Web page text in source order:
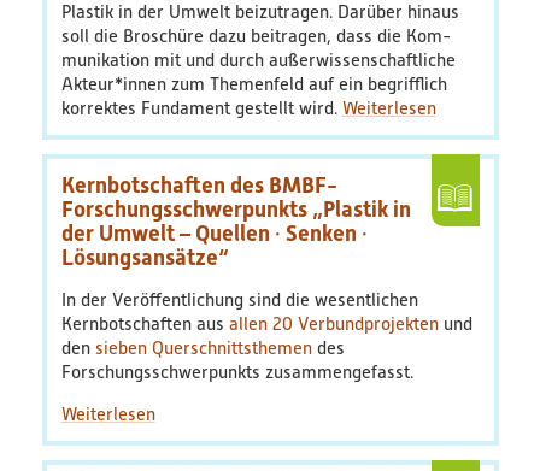
Webinare
Blog
Plastik in der Umwelt beizutragen. Darüber hinaus
soll die Broschüre dazu beitragen, dass die Kom­
munikation mit und durch außerwissenschaftliche
Akteur*innen zum Themenfeld auf ein begrifflich
korrektes Fundament gestellt wird.
Kernbotschaften des BMBF-
Forschungsschwerpunkts „Plastik in
der Umwelt – Quellen · Senken ·
Lösungsansätze“
In der Veröffentlichung sind die wesentlichen
Kernbotschaften aus allen 20 Verbundprojektenund
den sieben Querschnittsthemendes
Forschungsschwerpunkts zusammengefasst.